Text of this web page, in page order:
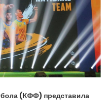
(КФФ) представила